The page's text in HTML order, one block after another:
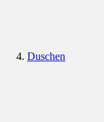
Duschen